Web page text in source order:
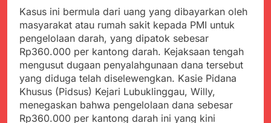
Posko Pusat Tg. Perak
Surabaya
melalui Komite Sekolah,
Disorot karena Dinilai
Bertentangan dengan
Edaran Disdik Jabar
Ketua Umum FSP
Maritim Indonesia
Bantah Isu Mogok
Nasional TKBM: “Belum
Ada Keputusan Resmi”
Agustus 3, 2026
Menjelajahi Potensi
Alam dan Kehangatan
Gotong Royong di
Desa Sukakersa
Agustus 3, 2026
Korban Tenggelam di
Perairan Giligenting
Ditemukan, Polisi
Kasus ini bermula dari uang yang dibayarkan oleh
masyarakat atau rumah sakit kepada PMI untuk
pengelolaan darah, yang dipatok sebesar
Rp360.000 per kantong darah. Kejaksaan tengah
mengusut dugaan penyalahgunaan dana tersebut
yang diduga telah diselewengkan. Kasie Pidana
Khusus (Pidsus) Kejari Lubuklinggau, Willy,
menegaskan bahwa pengelolaan dana sebesar
Rp360.000 per kantong darah ini yang kini